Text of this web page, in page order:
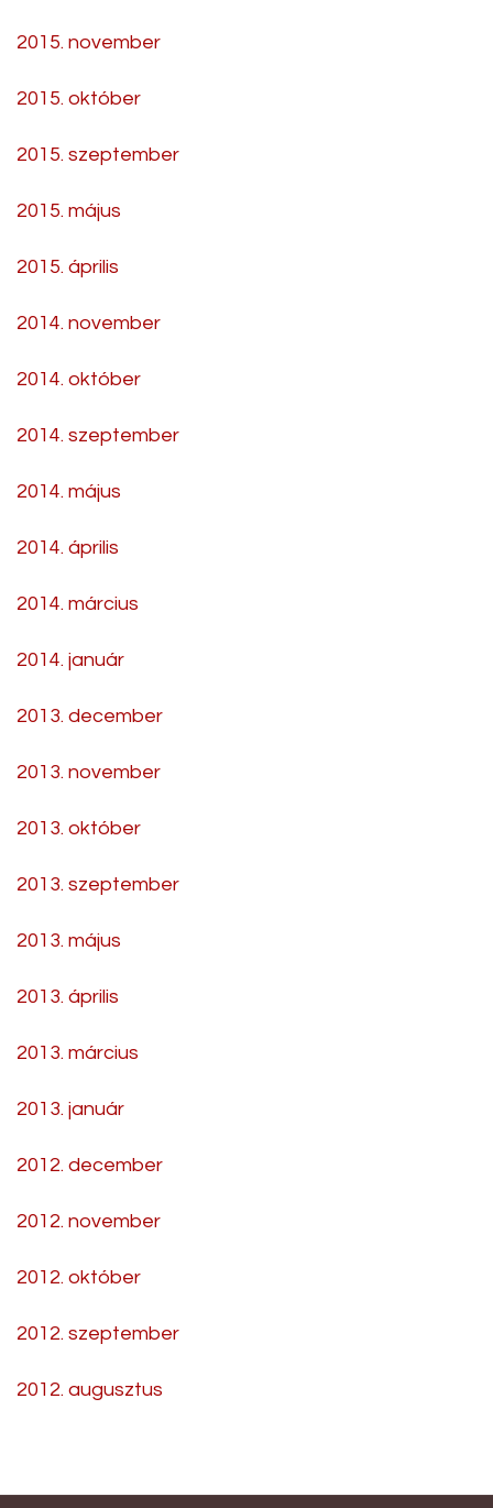
2015. november
2015. október
2015. szeptember
2015. május
2015. április
2014. november
2014. október
2014. szeptember
2014. május
2014. április
2014. március
2014. január
2013. december
2013. november
2013. október
2013. szeptember
2013. május
2013. április
2013. március
2013. január
2012. december
2012. november
2012. október
2012. szeptember
2012. augusztus